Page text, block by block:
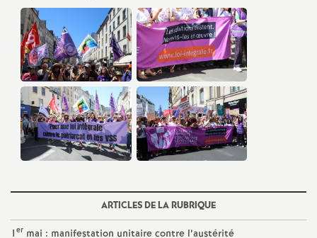
o
n
d
d
e
g
ARTICLES DE LA RUBRIQUE
1er mai : manifestation unitaire contre l’austérité